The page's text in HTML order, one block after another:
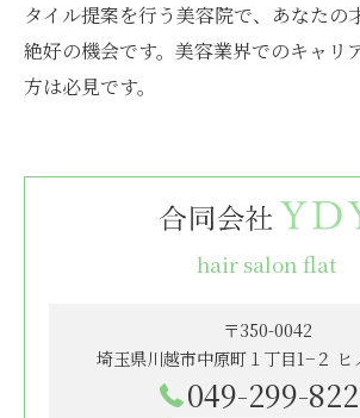
タイル提案を行う美容院で、あなたの
絶好の機会です。美容業界でのキャリ
方は必見です。
hair salon flat
〒350-0042
埼玉県川越市中原町１丁目1−２ ヒ
049-299-